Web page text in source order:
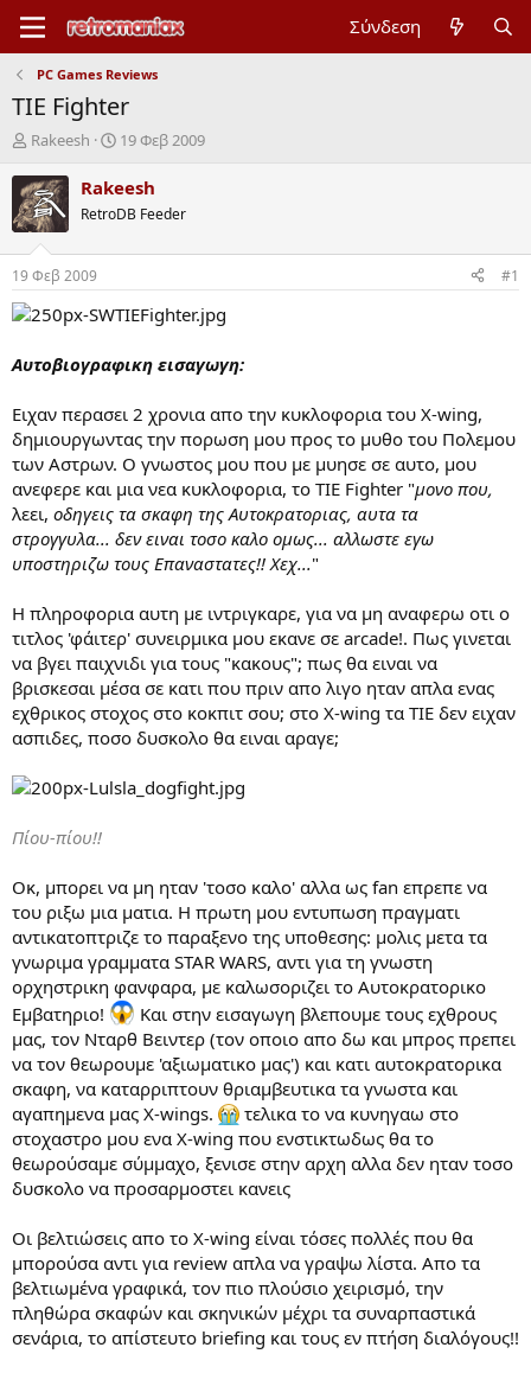
Σύνδεση
PC Games Reviews
TIE Fighter
Έ
α
ρ
ξ
η
μ
ί
ζ
Rakeesh
Η
ε
ο
ν
ί
ν
ρ
ξ
η
19 Φεβ 2009
Rakeesh
RetroDB Feeder
19 Φεβ 2009 #1
Αυτοβιογραφικη εισαγωγη:
Ειχαν περασει 2 χρονια απο την κυκλοφορια του X-wing,
δημιουργωντας την πορωση μου προς το μυθο του Πολεμου
των Αστρων. Ο γνωστος μου που με μυησε σε αυτο, μου
ανεφερε και μια νεα κυκλοφορια, το TIE Fighter "μονο που,
λεει, οδηγεις τα σκαφη της Αυτοκρατοριας, αυτα τα
στρογγυλα... δεν ειναι τοσο καλο ομως... αλλωστε εγω
υποστηριζω τους Επαναστατες!! Χεχ..."
Η πληροφορια αυτη με ιντριγκαρε, για να μη αναφερω οτι ο
τιτλος 'φάιτερ' συνειρμικα μου εκανε σε arcade!. Πως γινεται
να βγει παιχνιδι για τους "κακους"; πως θα ειναι να
βρισκεσαι μέσα σε κατι που πριν απο λιγο ηταν απλα ενας
εχθρικος στοχος στο κοκπιτ σου; στο X-wing τα TIE δεν ειχαν
ασπιδες, ποσο δυσκολο θα ειναι αραγε;
Πίου-πίου!!
Οκ, μπορει να μη ηταν 'τοσο καλο' αλλα ως fan επρεπε να
του ριξω μια ματια. Η πρωτη μου εντυπωση πραγματι
αντικατοπτριζε το παραξενο της υποθεσης: μολις μετα τα
γνωριμα γραμματα STAR WARS, αντι για τη γνωστη
ορχηστρικη φανφαρα, με καλωσοριζει το Αυτοκρατορικο
Εμβατηριο!
Και στην εισαγωγη βλεπουμε τους εχθρους
μας, τον Νταρθ Βειντερ (τον οποιο απο δω και μπρος πρεπει
να τον θεωρουμε 'αξιωματικο μας') και κατι αυτοκρατορικα
σκαφη, να καταρριπτουν θριαμβευτικα τα γνωστα και
αγαπημενα μας X-wings.
τελικα το να κυνηγαω στο
στοχαστρο μου ενα X-wing που ενστικτωδως θα το
θεωρούσαμε σύμμαχο, ξενισε στην αρχη αλλα δεν ηταν τοσο
δυσκολο να προσαρμοστει κανεις
Οι βελτιώσεις απο το X-wing είναι τόσες πολλές που θα
μπορούσα αντι για review απλα να γραψω λίστα. Απο τα
βελτιωμένα γραφικά, τον πιο πλούσιο χειρισμό, την
πληθώρα σκαφών και σκηνικών μέχρι τα συναρπαστικά
σενάρια, το απίστευτο briefing και τους εν πτήση διαλόγους!!